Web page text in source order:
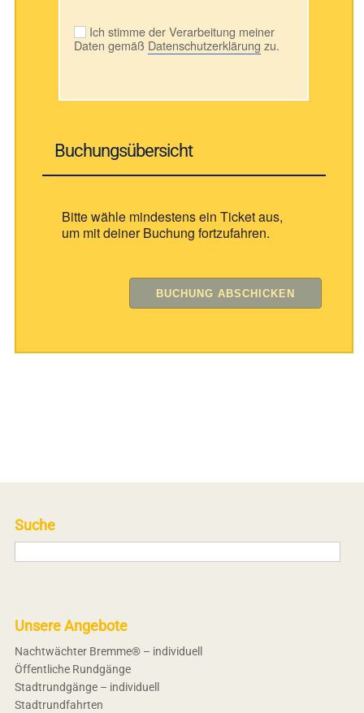
Ich stimme der Verarbeitung meiner
Daten gemäß Datenschutzerklärung zu.
Buchungsübersicht
Bitte wähle mindestens ein Ticket aus,
um mit deiner Buchung fortzufahren.
Suche
Unsere Angebote
Nachtwächter Bremme® – individuell
Öffentliche Rundgänge
Stadtrundgänge – individuell
Stadtrundfahrten